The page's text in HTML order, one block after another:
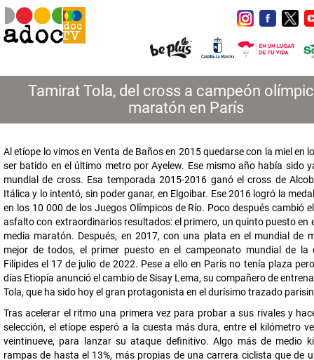
Tamirat Tola, del cross a campeón
maratón en París
Al etíope lo vimos en Venta de Baños en 2015 quedarse con la miel en
ser batido en el último metro por Ayelew. Ese mismo año había sido
mundial de cross. Esa temporada 2015-2016 ganó el cross de
Itálica y lo intentó, sin poder ganar, en Elgoibar. Ese 2016 logró la
en los 10 000 de los Juegos Olímpicos de Río. Poco después cambió
asfalto con extraordinarios resultados: el primero, un quinto puesto en
media maratón. Después, en 2017, con una plata en el mundial de
mejor de todos, el primer puesto en el campeonato mundial de la
Filípides el 17 de julio de 2022. Pese a ello en París no tenía plaza
días Etiopía anunció el cambio de Sisay Lema, su compañero de
Tola, que ha sido hoy el gran protagonista en el durísimo trazado
Tras acelerar el ritmo una primera vez para probar a sus rivales y
selección, el etíope esperó a la cuesta más dura, entre el kilómetro
veintinueve, para lanzar su ataque definitivo. Algo más de medio
rampas de hasta el 13%, más propias de una carrera ciclista que de